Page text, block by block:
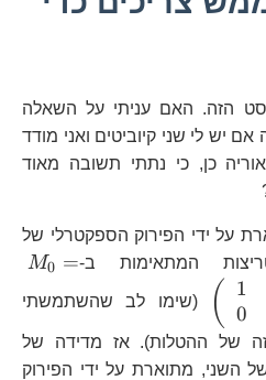
הזה. האם עניתי על השאלה
יש לי שני קיוביטים ואני מודד
כן, כי נתתי תשובה מאוד
על ידי הפירוק הספקטרלי של
המתאימות ב- M0 =
(
1
0
(שימו לב שהשתמשתי
של ההטלות). אז מדידה של
של השני, מתוארת על ידי הפירוק